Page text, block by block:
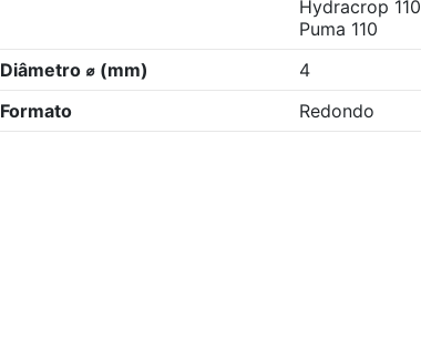
Hydracrop 110
Puma 110
Diâmetro ⌀ (mm)
4
Formato
Redondo